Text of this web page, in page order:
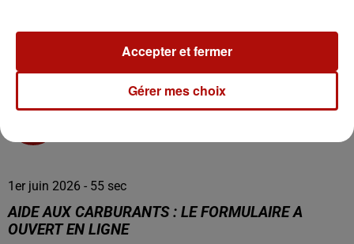
1er juin 2026 - 55 sec
AIDE AUX CARBURANTS : LE FORMULAIRE A
OUVERT EN LIGNE
Gérer mes choix
Accepter et fermer